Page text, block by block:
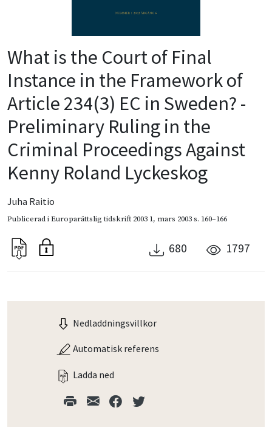
What is the Court of Final
Instance in the Framework of
Article 234(3) EC in Sweden? -
Preliminary Ruling in the
Criminal Proceedings Against
Kenny Roland Lyckeskog
Juha Raitio
Publicerad iEuroparättslig tidskrift 2003 1, mars 2003s. 160–166
680 1797
Nedladdningsvillkor
Automatisk referens
Ladda ned